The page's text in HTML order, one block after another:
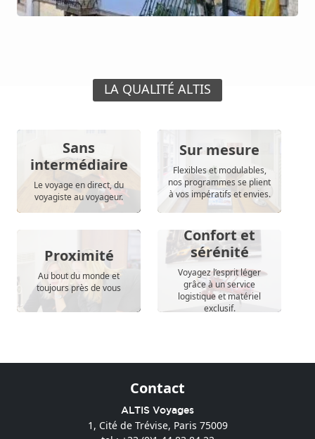
LA QUALITÉ ALTIS
Sans
intermédiaire
Le voyage en direct, du
voyagiste au voyageur.
Sur mesure
Flexibles et modulables,
nos programmes se plient
à vos impératifs et envies.
Proximité
Au bout du monde et
toujours près de vous
Confort et
sérénité
Voyagez l’esprit léger
grâce à un service
logistique et matériel
exclusif.
Contact
ALTIS Voyages
1, Cité de Trévise, Paris 75009